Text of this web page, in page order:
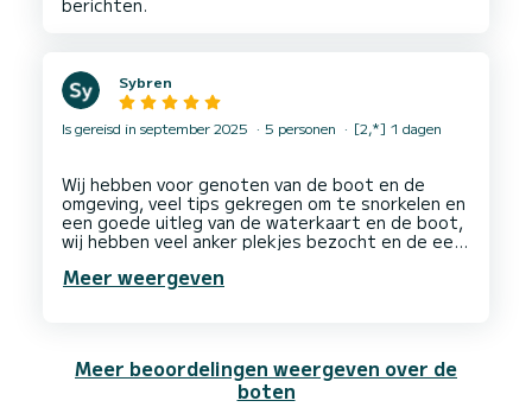
Sybren
Is gereisd in september 2025 5 personen [2,*] 1 dagen
Wij hebben voor genoten van de boot en de
omgeving, veel tips gekregen om te snorkelen en
een goede uitleg van de waterkaart en de boot,
wij hebben veel anker plekjes bezocht en de een
vissen gezien dus kort door de bocht echt een
Meer weergeven
Meer beoordelingen weergeven over de
boten